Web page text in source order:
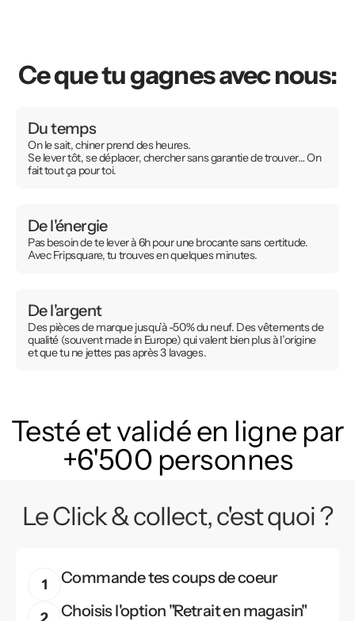
Ce que tu gagnes avec nous:
Du temps
On le sait, chiner prend des heures.
Se lever tôt, se déplacer, chercher sans garantie de trouver… On
fait tout ça pour toi.
De l'énergie
Pas besoin de te lever à 6h pour une brocante sans certitude.
Avec Fripsquare, tu trouves en quelques minutes.
De l'argent
Des pièces de marque jusqu’à -50% du neuf. Des vêtements de
qualité (souvent made in Europe) qui valent bien plus à l’origine
et que tu ne jettes pas après 3 lavages.
Testé et validé en ligne par
+6'500 personnes
Le Click & collect, c'est quoi ?
Commande tes coups de coeur
Choisis l'option "Retrait en magasin"